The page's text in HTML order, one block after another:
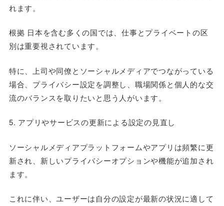
れます。
根拠 日本を含む多くの国では、仕事とプライベートの区
別は重要視されています。
特に、上司や同僚とソーシャルメディアでつながっている
場合、プライバシー設定を調整し、職場関係と個人的な交
流のバランスを取りたいと思う人がいます。
5. アプリやサービスの更新による設定の見直し
ソーシャルメディアプラットフォームやアプリは頻繁に更
新され、新しいプライバシーオプションや機能が追加され
ます。
これに伴い、ユーザーは自分の設定が最新の状況に適して